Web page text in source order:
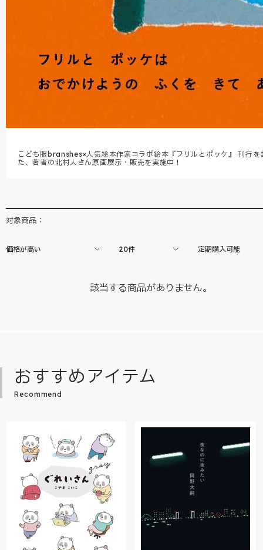
こども服branshes×人気絵本作家コラボ絵本『フリルとポッケ』 刊行を
た、著者の北村人さん原画展示・販売を実施中！
対象商品：
価格が高い 20件 定期購入可能
該当する商品がありません。
おすすめアイテム
Recommend